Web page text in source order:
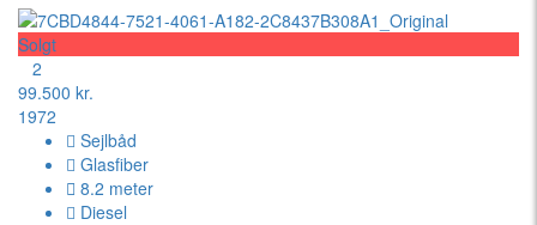
Solgt
2
99.500 kr.
1972
Sejlbåd
Glasfiber
8.2 meter
Diesel